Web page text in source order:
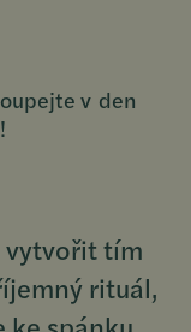
v den
vytvořit tím
rituál,